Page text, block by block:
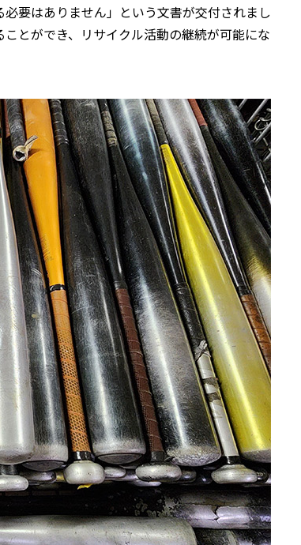
要はありません」という文書が交付されまし
とができ、リサイクル活動の継続が可能にな